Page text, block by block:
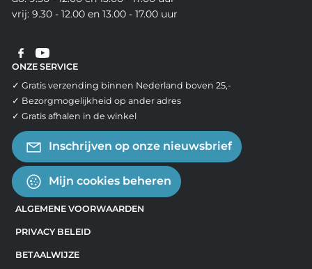
vrij: 9.30 - 12.00 en 13.00 - 17.00 uur
ONZE SERVICE
✓ Gratis verzending binnen Nederland boven 25,-
✓ Bezorgmogelijkheid op ander adres
✓ Gratis afhalen in de winkel
Inschrijven op onze nieuwsbrief
Mijn cookies beheren
ALGEMENE VOORWAARDEN
PRIVACY BELEID
BETAALWIJZE